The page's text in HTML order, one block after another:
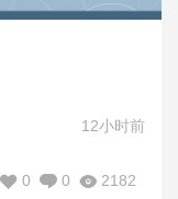
12小时前
2182
0
0